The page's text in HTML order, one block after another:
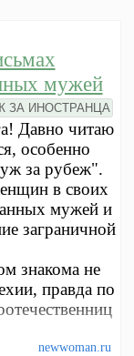
мужей
ИНОСТРАНЦА
Давно читаю
особенно
за рубеж".
в своих
мужей и
заграничной
знакома не
правда по
newwoman.ru